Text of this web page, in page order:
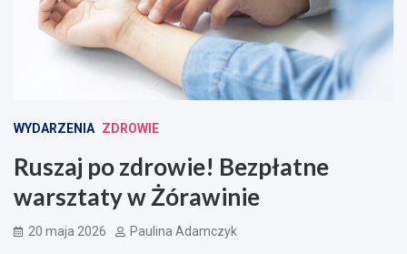
WYDARZENIA ZDROWIE
Ruszaj po zdrowie! Bezpłatne
warsztaty w Żórawinie
20 maja 2026 Paulina Adamczyk